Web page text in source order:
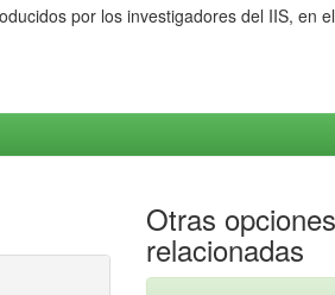
por los investigadores del IIS, en
Otras opciones
relacionadas